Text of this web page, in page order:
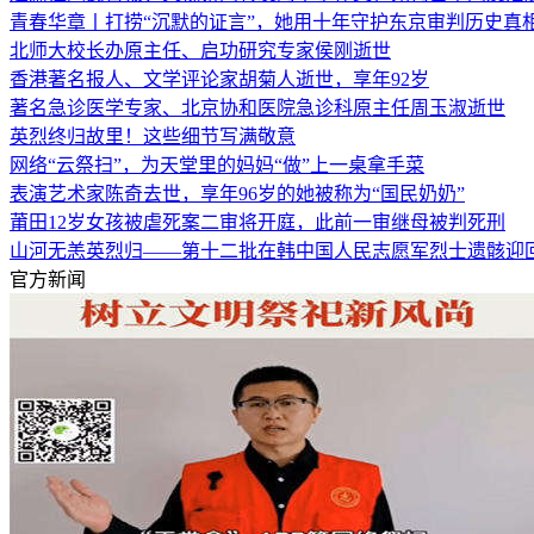
青春华章丨打捞“沉默的证言”，她用十年守护东京审判历史真
北师大校长办原主任、启功研究专家侯刚逝世
香港著名报人、文学评论家胡菊人逝世，享年92岁
著名急诊医学专家、北京协和医院急诊科原主任周玉淑逝世
英烈终归故里！这些细节写满敬意
网络“云祭扫”，为天堂里的妈妈“做”上一桌拿手菜
表演艺术家陈奇去世，享年96岁的她被称为“国民奶奶”
莆田12岁女孩被虐死案二审将开庭，此前一审继母被判死刑
山河无恙英烈归——第十二批在韩中国人民志愿军烈士遗骸迎
官方新闻